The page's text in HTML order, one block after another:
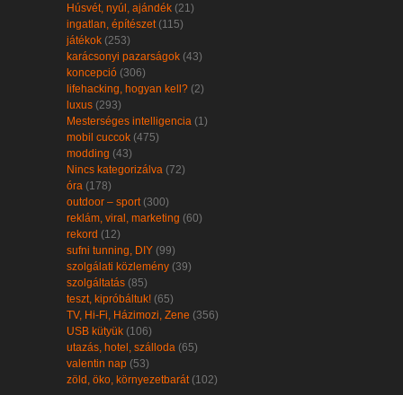
Húsvét, nyúl, ajándék (21)
ingatlan, építészet(115)
játékok (253)
karácsonyi pazarságok (43)
koncepció (306)
lifehacking, hogyan kell? (2)
luxus (293)
Mesterséges intelligencia (1)
mobil cuccok (475)
modding (43)
Nincs kategorizálva (72)
óra (178)
outdoor – sport(300)
reklám, viral, marketing (60)
rekord (12)
sufni tunning, DIY (99)
szolgálati közlemény (39)
szolgáltatás (85)
teszt, kipróbáltuk! (65)
TV, Hi-Fi, Házimozi, Zene (356)
USB kütyük (106)
utazás, hotel, szálloda (65)
valentin nap (53)
zöld, öko, környezetbarát(102)